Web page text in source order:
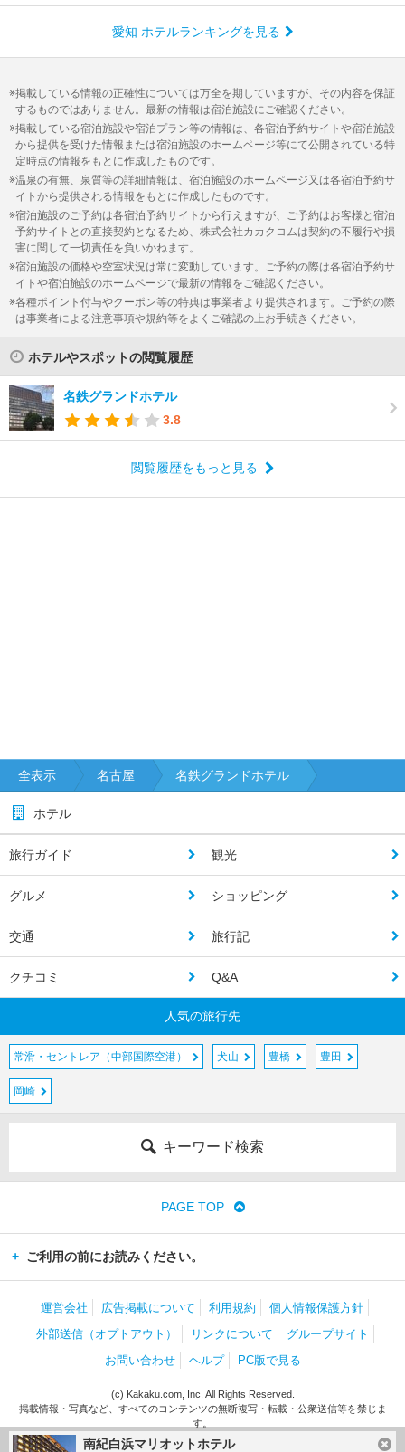
愛知 ホテルランキングを見る
掲載している情報の正確性については万全を期していますが、その内容を保証
するものではありません。最新の情報は宿泊施設にご確認ください。
掲載している宿泊施設や宿泊プラン等の情報は、各宿泊予約サイトや宿泊施設
から提供を受けた情報または宿泊施設のホームページ等にて公開されている特
定時点の情報をもとに作成したものです。
温泉の有無、泉質等の詳細情報は、宿泊施設のホームページ又は各宿泊予約サ
イトから提供される情報をもとに作成したものです。
宿泊施設のご予約は各宿泊予約サイトから行えますが、ご予約はお客様と宿泊
予約サイトとの直接契約となるため、株式会社カカクコムは契約の不履行や損
害に関して一切責任を負いかねます。
宿泊施設の価格や空室状況は常に変動しています。ご予約の際は各宿泊予約サ
イトや宿泊施設のホームページで最新の情報をご確認ください。
各種ポイント付与やクーポン等の特典は事業者より提供されます。ご予約の際
は事業者による注意事項や規約等をよくご確認の上お手続きください。
ホテルやスポットの閲覧履歴
名鉄グランドホテル
3.8
閲覧履歴をもっと見る
南紀白浜マリオットホテル
全表示 名古屋 名鉄グランドホテル
ホテル
旅行ガイド 観光
グルメ ショッピング
交通 旅行記
クチコミ Q&A
人気の旅行先
常滑・セントレア（中部国際空港） 犬山 豊橋 豊田
岡崎
キーワード検索
PAGE TOP
ご利用の前にお読みください。
運営会社 広告掲載について 利用規約
個人情報保護方針
外部送信（オプトアウト）
リンクについて
グループサイト
お問い合わせ
ヘルプ PC版で見る
(c) Kakaku.com, Inc. All Rights Reserved.
掲載情報・写真など、すべてのコンテンツの無断複写・転載・公衆送信等を禁じま
す。